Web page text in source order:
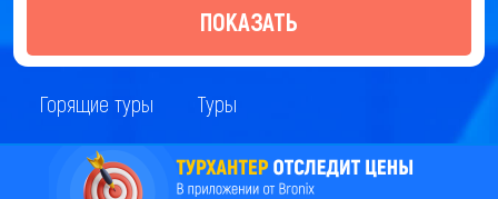
ПОКАЗАТЬ
Горящие туры Туры